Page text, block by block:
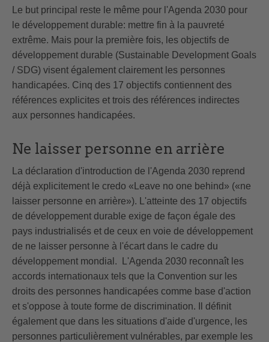
Le but principal reste le même pour l'Agenda 2030 pour
le développement durable: mettre fin à la pauvreté
extrême. Mais pour la première fois, les objectifs de
développement durable (Sustainable Development Goals
/ SDG) visent également clairement les personnes
handicapées. Cinq des 17 objectifs contiennent des
références explicites et trois des références indirectes
aux personnes handicapées.
Ne laisser personne en arrière
La déclaration d'introduction de l'Agenda 2030 reprend
déjà explicitement le credo «Leave no one behind» («ne
laisser personne en arrière»). L'atteinte des 17 objectifs
de développement durable exige de façon égale des
pays industrialisés et de ceux en voie de développement
de ne laisser personne à l'écart dans le cadre du
développement mondial. L'Agenda 2030 reconnaît les
accords internationaux tels que la Convention sur les
droits des personnes handicapées comme base d'action
et s'oppose à toute forme de discrimination. Il définit
également que dans les situations d'aide d'urgence, les
personnes particulièrement vulnérables, par exemple les